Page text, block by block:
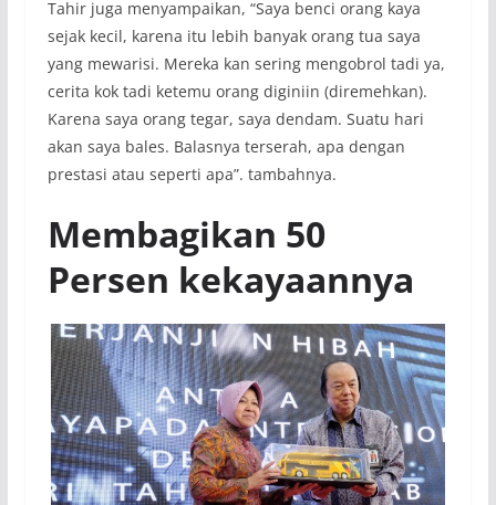
Tahir juga menyampaikan, “Saya benci orang kaya
sejak kecil, karena itu lebih banyak orang tua saya
yang mewarisi. Mereka kan sering mengobrol tadi ya,
cerita kok tadi ketemu orang diginiin (diremehkan).
Karena saya orang tegar, saya dendam. Suatu hari
akan saya bales. Balasnya terserah, apa dengan
prestasi atau seperti apa”. tambahnya.
Membagikan 50
Persen kekayaannya